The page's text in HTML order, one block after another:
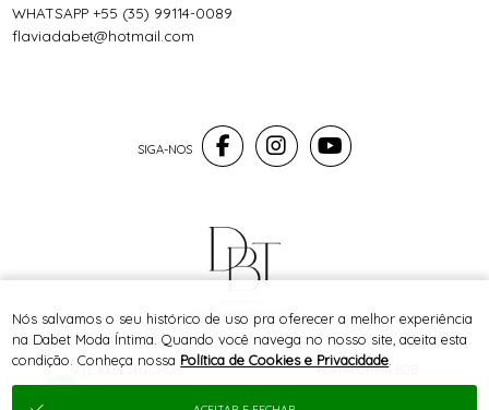
SITE 100% SEGURO PLATAFORMA B2B
WHATSAPP +55 (35) 99114-0089
flaviadabet@hotmail.com
® TODOS DIREITOS RESERVADOS
Nós salvamos o seu histórico de uso pra oferecer a melhor experiência
na Dabet Moda Íntima. Quando você navega no nosso site, aceita esta
condição. Conheça nossa Política de Cookies e Privacidade